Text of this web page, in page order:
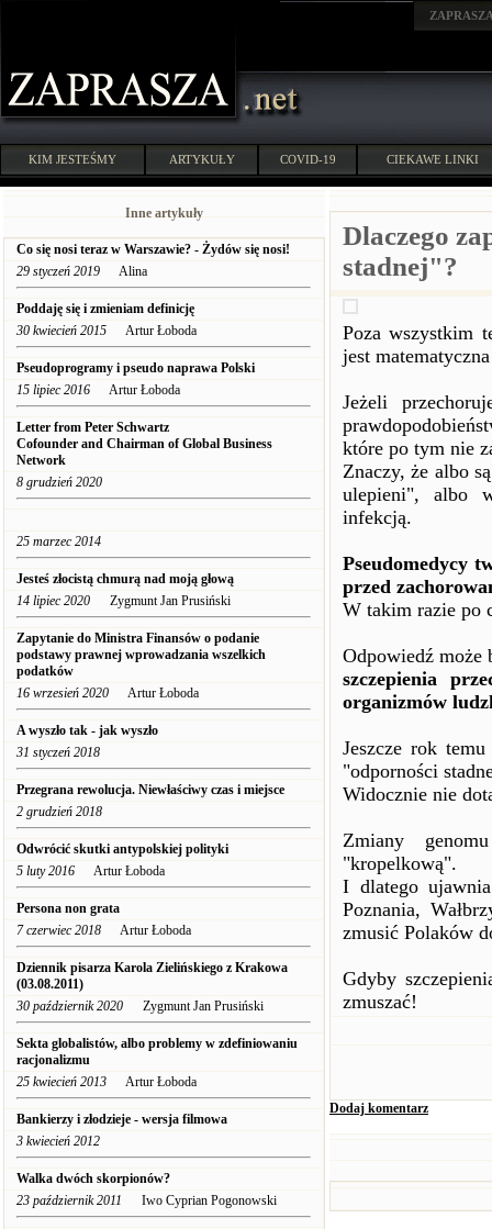
KIM JESTEŚMY ARTYKUŁY COVID-19 CIEKAWE LINKI
Inne artykuły
Co się nosi teraz w Warszawie? - Żydów się nosi!
29 styczeń 2019 Alina
Poddaję się i zmieniam definicję
30 kwiecień 2015 Artur Łoboda
Pseudoprogramy i pseudo naprawa Polski
15 lipiec 2016 Artur Łoboda
Letter from Peter Schwartz
Cofounder and Chairman of Global Business
Network
8 grudzień 2020
25 marzec 2014
Jesteś złocistą chmurą nad moją głową
14 lipiec 2020 Zygmunt Jan Prusiński
Zapytanie do Ministra Finansów o podanie
podstawy prawnej wprowadzania wszelkich
podatków
16 wrzesień 2020 Artur Łoboda
A wyszło tak - jak wyszło
31 styczeń 2018
Przegrana rewolucja. Niewłaściwy czas i miejsce
2 grudzień 2018
Odwrócić skutki antypolskiej polityki
5 luty 2016 Artur Łoboda
Persona non grata
7 czerwiec 2018 Artur Łoboda
Dziennik pisarza Karola Zielińskiego z Krakowa
(03.08.2011)
30 październik 2020 Zygmunt Jan Prusiński
Sekta globalistów, albo problemy w zdefiniowaniu
racjonalizmu
25 kwiecień 2013 Artur Łoboda
Bankierzy i złodzieje - wersja filmowa
3 kwiecień 2012
Walka dwóch skorpionów?
23 październik 2011 Iwo Cyprian Pogonowski
Dlaczego
stadnej"?
Poza wszystkim
jest
Jeżeli
które po tym nie
Znaczy, że albo
ulepieni", albo
infekcją.
Pseudomedycy
przed
W takim razie po
Odpowiedź może
szczepienia
organizmów
Jeszcze rok
"odporności
Widocznie nie
Zmiany
"kropelkową".
I dlatego
Poznania,
zmusić Polaków
Gdyby
zmuszać!
Dodaj komentarz